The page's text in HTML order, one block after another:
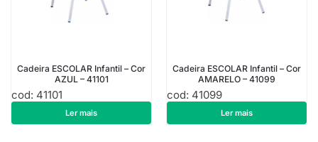
Cadeira ESCOLAR Infantil – Cor
AZUL – 41101
cod: 41101
R$151,14
Ler mais
Cadeira ESCOLAR Infantil – Cor
AMARELO – 41099
cod: 41099
R$151,14
Ler mais